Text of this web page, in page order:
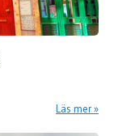
Läs mer